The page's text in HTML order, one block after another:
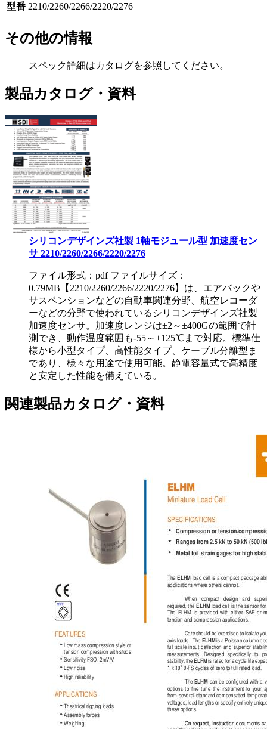
型番 2210/2260/2266/2220/2276
その他の情報
スペック詳細はカタログを参照してください。
製品カタログ・資料
シリコンデザインズ社製 1軸モジュール型 加速度セン
サ 2210/2260/2266/2220/2276
ファイル形式：pdf ファイルサイズ：
0.79MB 【2210/2260/2266/2220/2276】は、エアバックや
サスペンションなどの自動車関連分野、航空レコーダ
ーなどの分野で使われているシリコンデザインズ社製
加速度センサ。加速度レンジは±2～±400Gの範囲で計
測でき、動作温度範囲も-55～+125℃まで対応。標準仕
様から小型タイプ、高性能タイプ、ケーブル分離型ま
であり、様々な用途で使用可能。静電容量式で高精度
と安定した性能を備えている。
関連製品カタログ・資料